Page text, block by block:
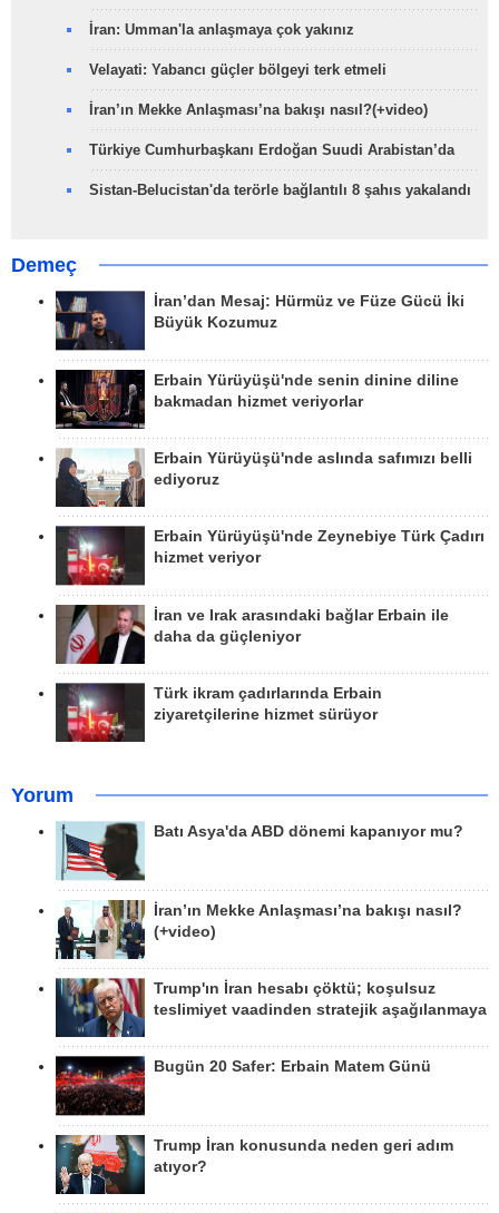
İran: Umman'la anlaşmaya çok yakınız
Velayati: Yabancı güçler bölgeyi terk etmeli
İran’ın Mekke Anlaşması’na bakışı nasıl?(+video)
Türkiye Cumhurbaşkanı Erdoğan Suudi Arabistan’da
Sistan-Belucistan'da terörle bağlantılı 8 şahıs yakalandı
Demeç
İran’dan Mesaj: Hürmüz ve Füze Gücü İki
Büyük Kozumuz
Erbain Yürüyüşü'nde senin dinine diline
bakmadan hizmet veriyorlar
Erbain Yürüyüşü'nde aslında safımızı belli
ediyoruz
Erbain Yürüyüşü'nde Zeynebiye Türk Çadırı
hizmet veriyor
İran ve Irak arasındaki bağlar Erbain ile
daha da güçleniyor
Türk ikram çadırlarında Erbain
ziyaretçilerine hizmet sürüyor
Yorum
Batı Asya'da ABD dönemi kapanıyor mu?
İran’ın Mekke Anlaşması’na bakışı nasıl?
(+video)
Trump'ın İran hesabı çöktü; koşulsuz
teslimiyet vaadinden stratejik aşağılanmaya
Bugün 20 Safer: Erbain Matem Günü
Trump İran konusunda neden geri adım
atıyor?